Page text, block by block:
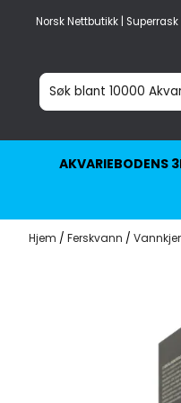
Hopp til innhold
Norsk Nettbutikk | Superrask
AKVARIEBODENS
Hjem / Ferskvann /